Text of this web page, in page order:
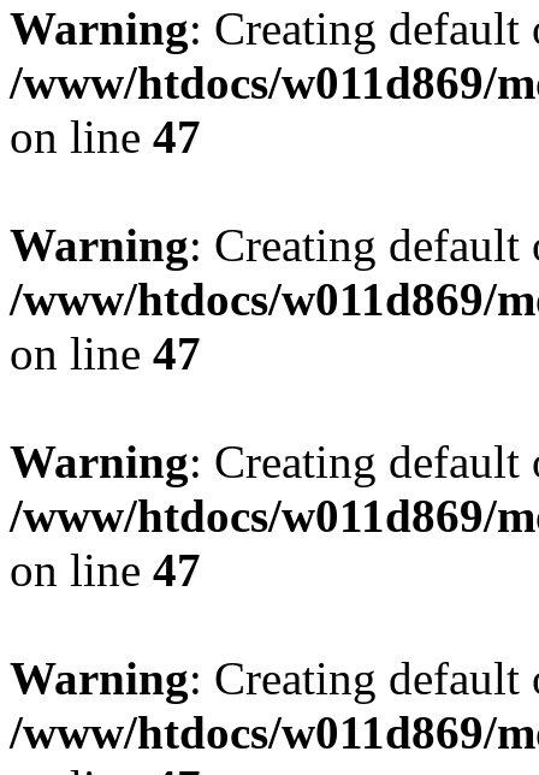
Warning: Creating
/www/htdocs/w011d869/
on line 47
Warning: Creating
/www/htdocs/w011d869/
on line 47
Warning: Creating
/www/htdocs/w011d869/
on line 47
Warning: Creating
/www/htdocs/w011d869/